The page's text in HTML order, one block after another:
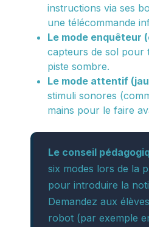
instructions via ses
une télécommande
Le mode enquêteur
capteurs de sol pour
piste sombre.
Le mode attentif
stimuli sonores
mains pour le faire
Le conseil
six modes lors de la
pour introduire la
Demandez aux
robot (par exemple